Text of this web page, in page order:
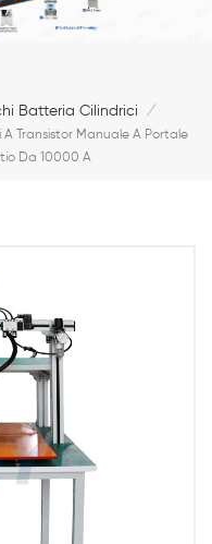
Batteria Cilindrici /
Transistor Manuale A Portale
Da 10000 A